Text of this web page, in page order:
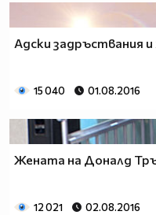
Адски задръствания
15 040 01.08.2016
Жената на Доналд
12 021 02.08.2016